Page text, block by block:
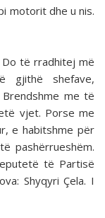
motorit dhe u nis.
Do të rradhitej më
shefave,
me të
vjet. Porse me
e habitshme për
pashërrueshëm.
të Partisë
Shyqyri Çela. I